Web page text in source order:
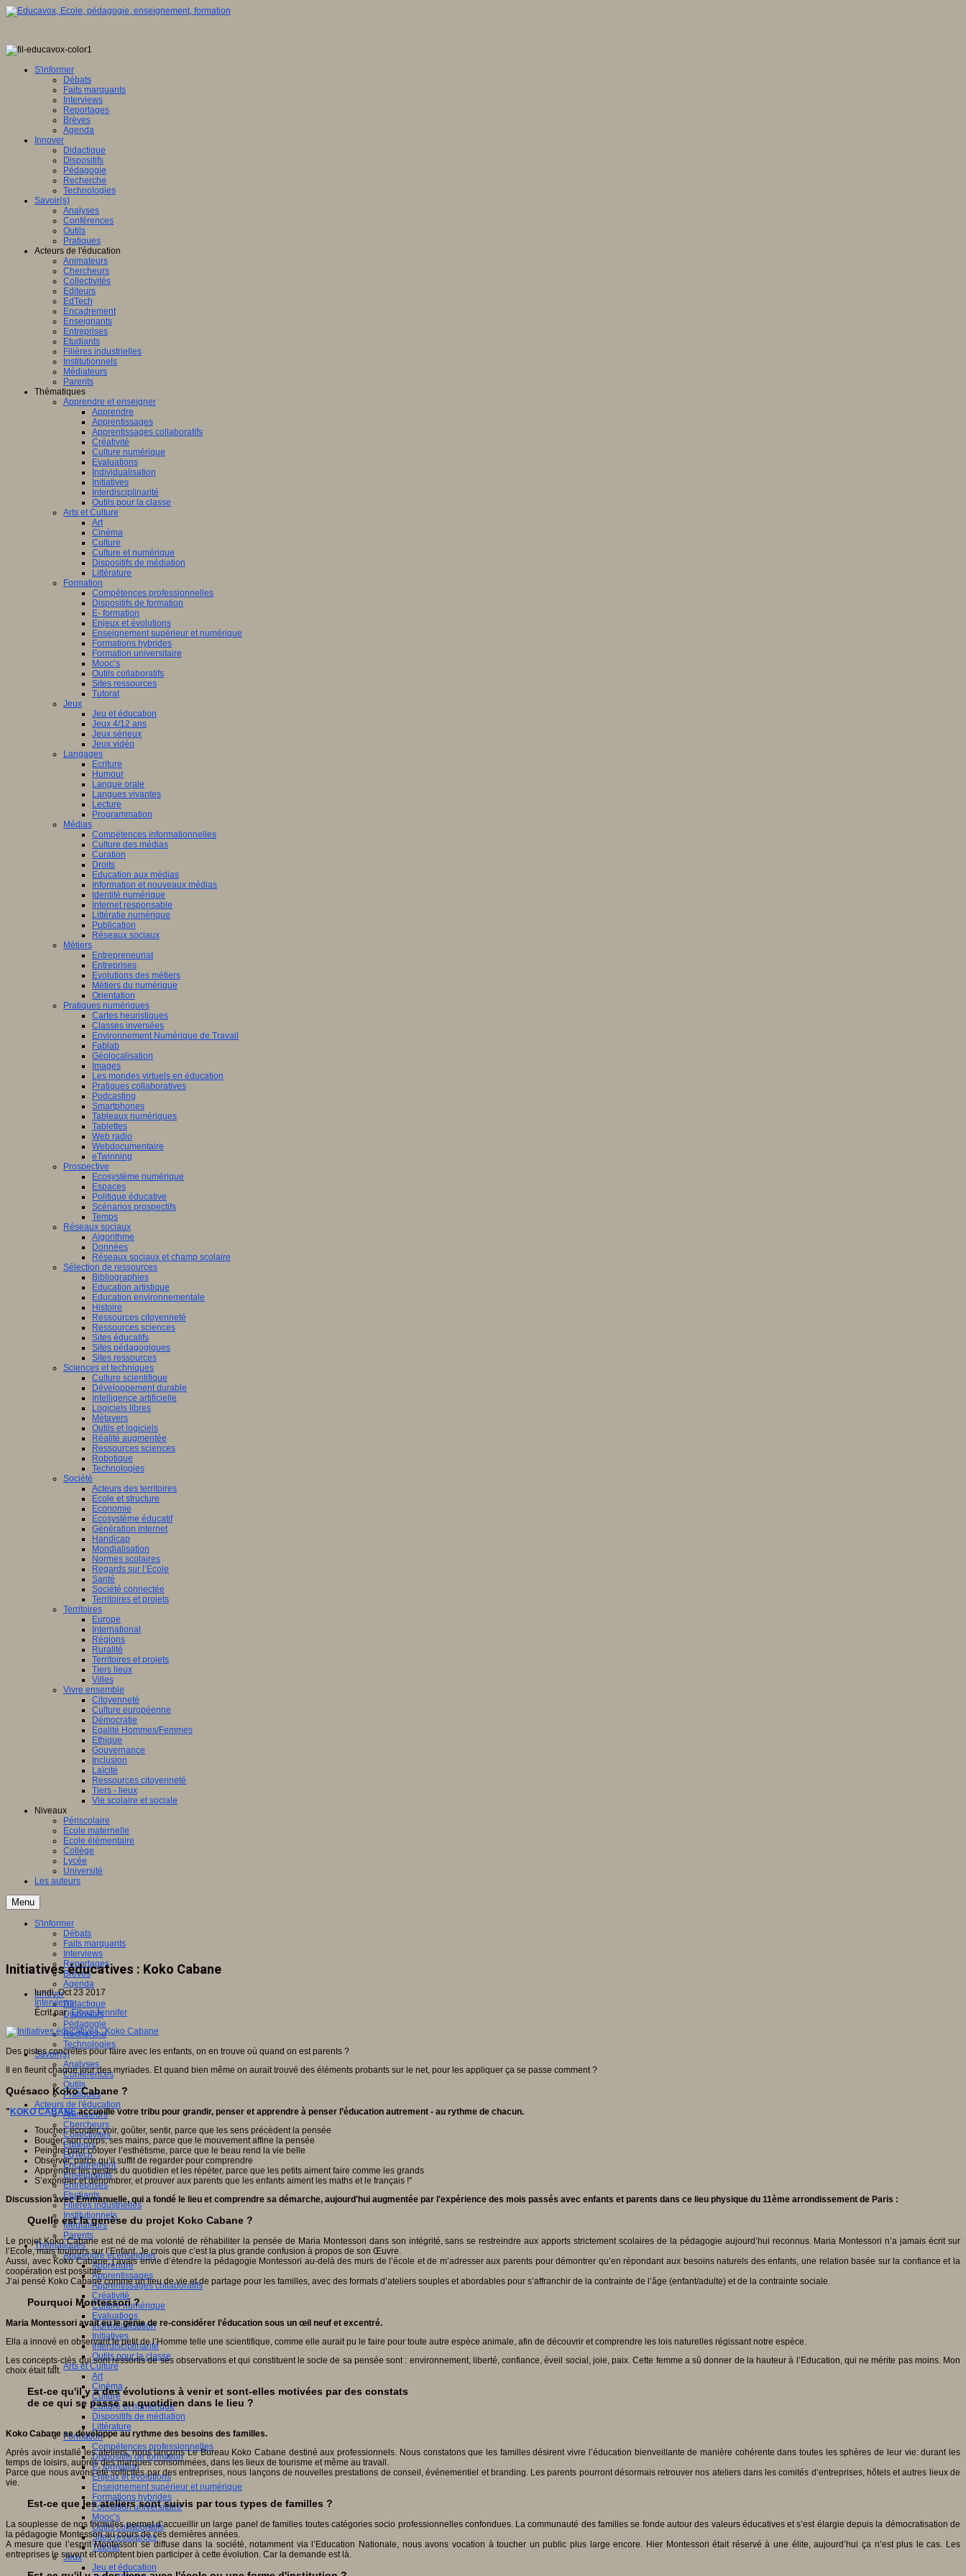
S'informer
Débats
Faits marquants
Interviews
Reportages
Brèves
Agenda
Innover
Didactique
Dispositifs
Pédagogie
Recherche
Technologies
Savoir(s)
Analyses
Conférences
Outils
Pratiques
Acteurs de l'éducation
Animateurs
Chercheurs
Collectivités
Editeurs
EdTech
Encadrement
Enseignants
Entreprises
Etudiants
Filières industrielles
Institutionnels
Médiateurs
Parents
Thématiques
Apprendre et enseigner
Apprendre
Apprentissages
Apprentissages collaboratifs
Créativité
Culture numérique
Evaluations
Individualisation
Initiatives
Interdisciplinarité
Outils pour la classe
Arts et Culture
Art
Cinéma
Culture
Culture et numérique
Dispositifs de médiation
Littérature
Formation
Compétences professionnelles
Dispositifs de formation
E- formation
Enjeux et évolutions
Enseignement supérieur et numérique
Formations hybrides
Formation universitaire
Mooc’s
Outils collaboratifs
Sites ressources
Tutorat
Jeux
Jeu et éducation
Jeux 4/12 ans
Jeux sérieux
Jeux vidéo
Langages
Ecriture
Humour
Langue orale
Langues vivantes
Lecture
Programmation
Médias
Compétences informationnelles
Culture des médias
Curation
Droits
Education aux médias
Information et nouveaux médias
Identité numérique
Internet responsable
Littératie numérique
Publication
Réseaux sociaux
Métiers
Entrepreneuriat
Entreprises
Evolutions des métiers
Métiers du numérique
Orientation
Pratiques numériques
Cartes heuristiques
Classes inversées
Environnement Numérique de Travail
Fablab
Géolocalisation
Images
Les mondes virtuels en éducation
Pratiques collaboratives
Podcasting
Smartphones
Tableaux numériques
Tablettes
Web radio
Webdocumentaire
eTwinning
Prospective
Ecosystème numérique
Espaces
Politique éducative
Scénarios prospectifs
Temps
Réseaux sociaux
Algorithme
Données
Réseaux sociaux et champ scolaire
Sélection de ressources
Bibliographies
Education artistique
Education environnementale
Histoire
Ressources citoyenneté
Ressources sciences
Sites éducatifs
Sites pédagogiques
Sites ressources
Sciences et techniques
Culture scientifique
Développement durable
Intelligence artificielle
Logiciels libres
Métavers
Outils et logiciels
Réalité augmentée
Ressources sciences
Robotique
Technologies
Société
Acteurs des territoires
Ecole et structure
Economie
Ecosystème éducatif
Génération internet
Handicap
Mondialisation
Normes scolaires
Regards sur l’Ecole
Santé
Société connectée
Territoires et projets
Territoires
Europe
International
Régions
Ruralité
Territoires et projets
Tiers lieux
Villes
Vivre ensemble
Citoyenneté
Culture européenne
Démocratie
Egalité Hommes/Femmes
Ethique
Gouvernance
Inclusion
Laïcité
Ressources citoyenneté
Tiers - lieux
Vie scolaire et sociale
Niveaux
Périscolaire
Ecole maternelle
Ecole élémentaire
Collège
Lycée
Université
Les auteurs
Menu
S'informer
Débats
Faits marquants
Interviews
Reportages
Brèves
Agenda
Innover
Didactique
Dispositifs
Pédagogie
Recherche
Technologies
Savoir(s)
Analyses
Conférences
Outils
Pratiques
Acteurs de l'éducation
Animateurs
Chercheurs
Collectivités
Editeurs
EdTech
Encadrement
Enseignants
Entreprises
Etudiants
Filières industrielles
Institutionnels
Médiateurs
Parents
Thématiques
Apprendre et enseigner
Apprendre
Apprentissages
Apprentissages collaboratifs
Créativité
Culture numérique
Evaluations
Individualisation
Initiatives
Interdisciplinarité
Outils pour la classe
Arts et Culture
Art
Cinéma
Culture
Culture et numérique
Dispositifs de médiation
Littérature
Formation
Compétences professionnelles
Dispositifs de formation
E- formation
Enjeux et évolutions
Enseignement supérieur et numérique
Formations hybrides
Formation universitaire
Mooc’s
Outils collaboratifs
Sites ressources
Tutorat
Jeux
Jeu et éducation
Initiatives éducatives : Koko Cabane
lundi, Oct 23 2017
Interviews
Écrit parElbaz Jennifer
Des pistes concrètes pour faire avec les enfants, on en trouve où quand on est parents ?
Il en fleurit chaque jour des myriades. Et quand bien même on aurait trouvé des éléments probants sur le net, pour les appliquer ça se passe comment ?
Quésaco Koko Cabane ?
" KOKO CABANEaccueille votre tribu pour grandir, penser et apprendre à penser l’éducation autrement - au rythme de chacun.
Toucher, écouter, voir, goûter, sentir, parce que les sens précèdent la pensée
Bouger, son corps, ses mains, parce que le mouvement affine la pensée
Peindre pour côtoyer l’esthétisme, parce que le beau rend la vie belle
Observer, parce qu’il suffit de regarder pour comprendre
Apprendre les gestes du quotidien et les répéter, parce que les petits aiment faire comme les grands
S’exprimer et dénombrer, et prouver aux parents que les enfants aiment les maths et le français !"
Discussion avec Emmanuelle, qui a fondé le lieu et comprendre sa démarche, aujourd'hui augmentée par l'expérience des mois passés avec enfants et parents dans ce lieu physique du 11ème arrondissement de Paris :
Quelle est la genèse du projet Koko Cabane ?
Le projet Koko Cabane est né de ma volonté de réhabiliter la pensée de Maria Montessori dans son intégrité, sans se restreindre aux apports strictement scolaires de la pédagogie aujourd’hui reconnus. Maria Montessori n’a jamais écrit sur
l’Ecole, mais toujours sur l’Enfant. Je crois que c’est la plus grande confusion à propos de son Œuvre.
Aussi, avec Koko Cabane, j’avais envie d’étendre la pédagogie Montessori au-delà des murs de l’école et de m’adresser aux parents pour démontrer qu’en répondant aux besoins naturels des enfants, une relation basée sur la confiance et la
coopération est possible.
J’ai pensé Koko Cabane comme un lieu de vie et de partage pour les familles, avec des formats d’ateliers souples et abordables pour s’affranchir de la contrainte de l’âge (enfant/adulte) et de la contrainte sociale.
Pourquoi Montessori ?
Maria Montessori avait eu le génie de re-considérer l’éducation sous un œil neuf et excentré.
Ella a innové en observant le petit de l’Homme telle une scientifique, comme elle aurait pu le faire pour toute autre espèce animale, afin de découvrir et comprendre les lois naturelles régissant notre espèce.
Les concepts-clés qui sont ressortis de ses observations et qui constituent le socle de sa pensée sont : environnement, liberté, confiance, éveil social, joie, paix. Cette femme a sû donner de la hauteur à l’Education, qui ne mérite pas moins. Mon
choix était fait.
Est-ce qu'il y a des évolutions à venir et sont-elles motivées par des constats
de ce qui se passe au quotidien dans le lieu ?
Koko Cabane se développe au rythme des besoins des familles.
Après avoir installé les ateliers, nous lançons Le Bureau Koko Cabane destiné aux professionnels. Nous constatons que les familles désirent vivre l’éducation bienveillante de manière cohérente dans toutes les sphères de leur vie: durant les
temps de loisirs, auprès des marques consommées, dans les lieux de tourisme et même au travail.
Parce que nous avons été sollicités par des entreprises, nous lançons de nouvelles prestations de conseil, événementiel et branding. Les parents pourront désormais retrouver nos ateliers dans les comités d’entreprises, hôtels et autres lieux de
vie.
Est-ce que les ateliers sont suivis par tous types de familles ?
La souplesse de nos formules permet d’accueillir un large panel de familles toutes catégories socio professionnelles confondues. La communauté des familles se fonde autour des valeurs éducatives et s’est élargie depuis la démocratisation de
la pédagogie Montessori au cours de ces dernières années.
A mesure que l’esprit Montessori se diffuse dans la société, notamment via l’Education Nationale, nous avons vocation à toucher un public plus large encore. Hier Montessori était réservé à une élite, aujourd’hui ça n’est plus le cas. Les
entreprises le savent et comptent bien participer à cette évolution. Car la demande est là.